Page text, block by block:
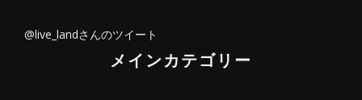
@live_landさんのツイート
メインカテゴリー